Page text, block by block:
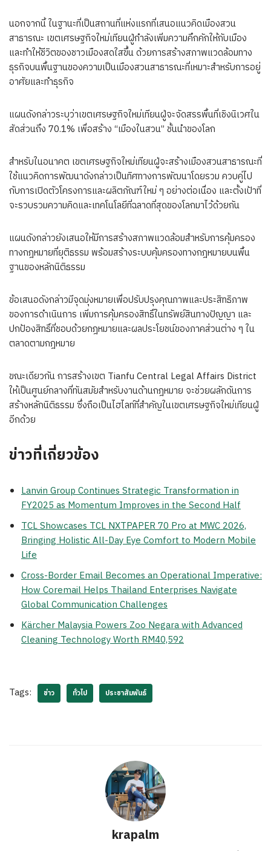
นอกจากนี้ ในฐานะที่เป็นสถานที่แห่งแรกที่เสนอแนวคิดเมืองสวน
สาธารณะ เขตเศรษฐกิจใหม่เทียนฝู่กำลังเพิ่มความคึกคักให้กับเมือง
และทำให้ชีวิตของชาวเมืองสดใสขึ้น ด้วยการสร้างสภาพแวดล้อมทาง
ธุรกิจบนพื้นฐานของความเป็นเมืองสวนสาธารณะที่เหมาะสำหรับการอยู่
อาศัยและทำธุรกิจ
แผนดังกล่าวระบุว่าเขตเศรษฐกิจใหม่เทียนฝู่จะจัดสรรพื้นที่เชิงนิเวศใน
สัดส่วนถึง 70.1% เพื่อสร้าง “เมืองในสวน” ชั้นนำของโลก
สำหรับในอนาคต เขตเศรษฐกิจใหม่เทียนฝู่จะสร้างเมืองสวนสาธารณะที่
ใช้แนวคิดการพัฒนาดังกล่าวเป็นทิศทางการพัฒนาโดยรวม ควบคู่ไป
กับการเปิดตัวโครงการและผลิตภัณฑ์ใหม่ ๆ อย่างต่อเนื่อง และตั้งเป้าที่
จะรวบรวมความคิดและเทคโนโลยีที่ฉลาดที่สุดของโลกมาไว้ด้วยกัน
แผนดังกล่าวยังเสนอให้มีการสร้างสภาพแวดล้อมสำหรับการคุ้มครอง
ทางกฎหมายที่ยุติธรรม พร้อมสร้างระบบคุ้มครองทางกฎหมายบนพื้น
ฐานของหลักนิติธรรม
ข้อเสนอดังกล่าวมีจุดมุ่งหมายเพื่อปรับปรุงคุณภาพและประสิทธิภาพ
ของการดำเนินการ เพิ่มการคุ้มครองสิทธิ์ในทรัพย์สินทางปัญญา และ
ปกป้องสิทธิ์ที่ชอบด้วยกฎหมายและผลประโยชน์ของภาคส่วนต่าง ๆ ใน
ตลาดตามกฎหมาย
ขณะเดียวกัน การสร้างเขต Tianfu Central Legal Affairs District
ให้เป็นศูนย์กลางที่ทันสมัยสำหรับงานด้านกฎหมาย จะช่วยผลักดันการ
สร้างหลักนิติธรรม ซึ่งถือเป็นไฮไลท์ที่สำคัญในเขตเศรษฐกิจใหม่เทียนฝู่
อีกด้วย
ข่าวที่เกี่ยวข้อง
Lanvin Group Continues Strategic Transformation in
FY2025 as Momentum Improves in the Second Half
TCL Showcases TCL NXTPAPER 70 Pro at MWC 2026,
Bringing Holistic All-Day Eye Comfort to Modern Mobile
Life
Cross-Border Email Becomes an Operational Imperative:
How Coremail Helps Thailand Enterprises Navigate
Global Communication Challenges
Kärcher Malaysia Powers Zoo Negara with Advanced
Cleaning Technology Worth RM40,592
Tags: ข่าว ทั่วไป ประชาสัมพันธ์
krapalm